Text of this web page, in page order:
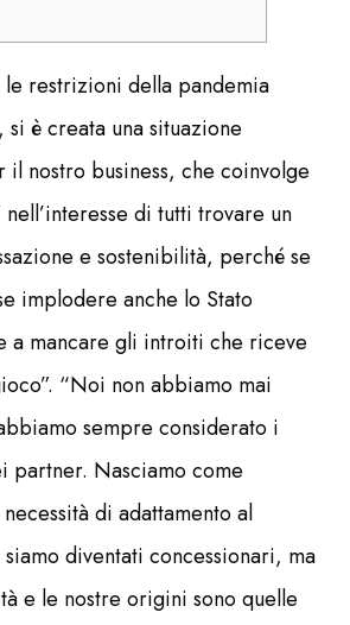
le restrizioni della pandemia
è creata una situazione
il nostro business, che coinvolge
nell’interesse di tutti trovare un
e sostenibilità, perché se
implodere anche lo Stato
a mancare gli introiti che riceve
“Noi non abbiamo mai
sempre considerato i
partner. Nasciamo come
di adattamento al
diventati concessionari, ma
e le nostre origini sono quelle